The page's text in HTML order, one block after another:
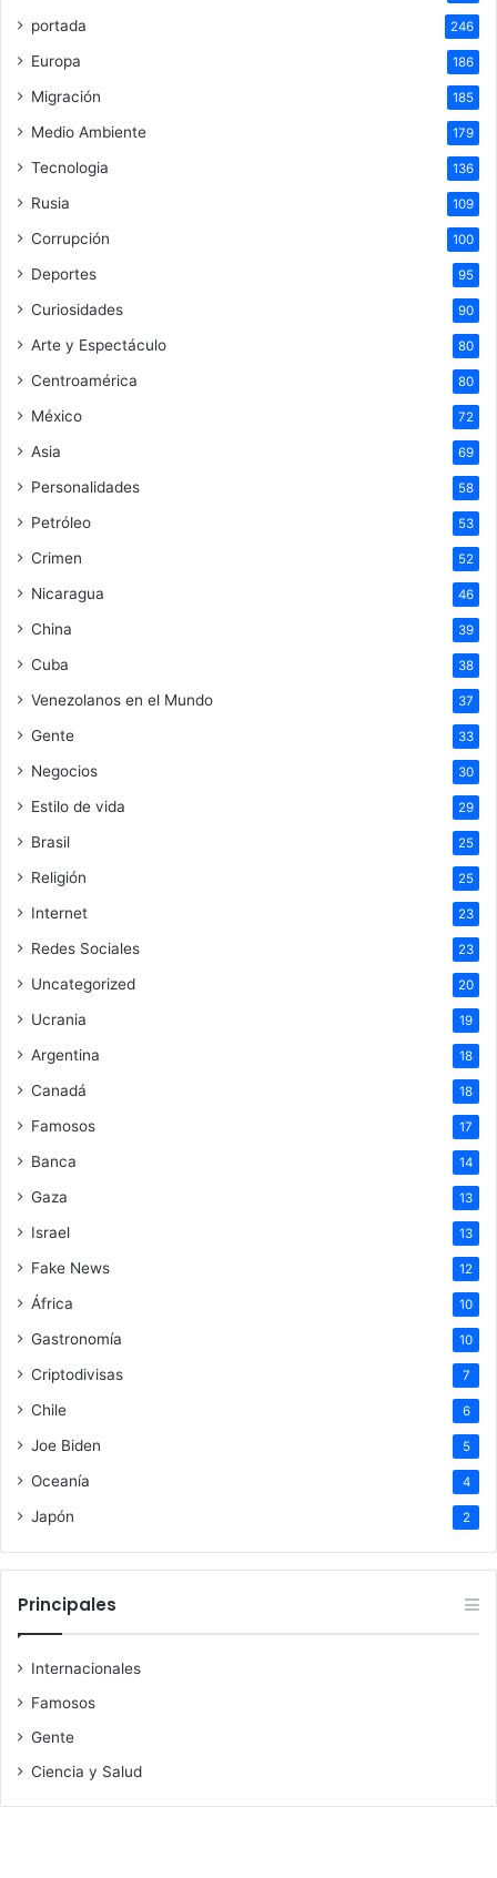
portada 246
Europa 186
Migración 185
Medio Ambiente 179
Tecnologia 136
Rusia 109
Corrupción 100
Deportes 95
Curiosidades 90
Arte y Espectáculo 80
Centroamérica 80
México 72
Asia 69
Personalidades 58
Petróleo 53
Crimen 52
Nicaragua 46
China 39
Cuba 38
Venezolanos en el Mundo 37
Gente 33
Negocios 30
Estilo de vida 29
Brasil 25
Religión 25
Internet 23
Redes Sociales 23
Uncategorized 20
Ucrania 19
Argentina 18
Canadá 18
Famosos 17
Banca 14
Gaza 13
Israel 13
Fake News 12
África 10
Gastronomía 10
Criptodivisas 7
Chile 6
Joe Biden 5
Oceanía 4
Japón 2
Principales
Internacionales
Famosos
Gente
Ciencia y Salud